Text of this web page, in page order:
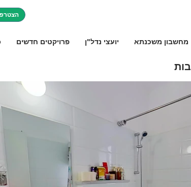
מחשבון משכנתא יועצי נדל"ן פרויקטים חדשים